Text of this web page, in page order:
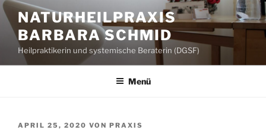
Zum
Inhalt
springen
NATURHEILPRAXIS
BARBARA SCHMID
Heilpraktikerin und systemische Beraterin (DGSF)
Menü
VERÖFFENTLICHT
APRIL 25, 2020 VON PRAXIS